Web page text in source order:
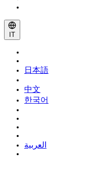
IT
日本語
中文
한국어
العربية